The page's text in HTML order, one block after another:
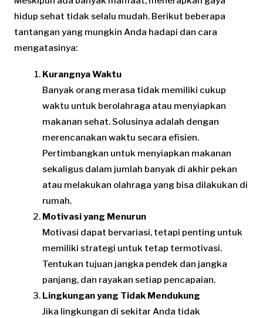
hidup sehat tidak selalu mudah. Berikut beberapa
tantangan yang mungkin Anda hadapi dan cara
mengatasinya:
Kurangnya Waktu
Banyak orang merasa tidak memiliki cukup
waktu untuk berolahraga atau menyiapkan
makanan sehat. Solusinya adalah dengan
merencanakan waktu secara efisien.
Pertimbangkan untuk menyiapkan makanan
sekaligus dalam jumlah banyak di akhir pekan
atau melakukan olahraga yang bisa dilakukan di
rumah.
Motivasi yang Menurun
Motivasi dapat bervariasi, tetapi penting untuk
memiliki strategi untuk tetap termotivasi.
Tentukan tujuan jangka pendek dan jangka
panjang, dan rayakan setiap pencapaian.
Lingkungan yang Tidak Mendukung
Jika lingkungan di sekitar Anda tidak